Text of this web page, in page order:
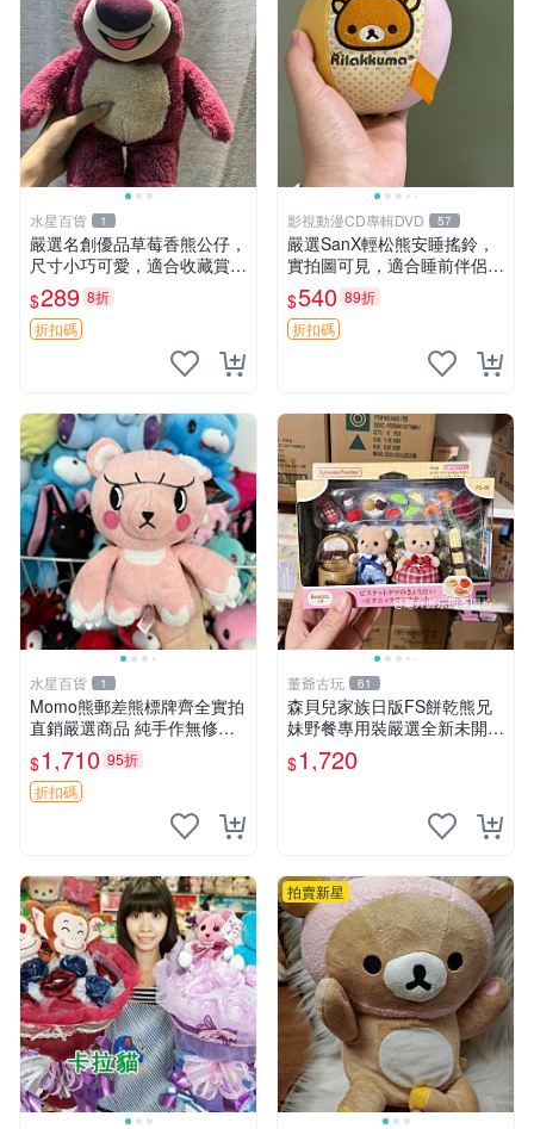
水星百貨 1
嚴選名創優品草莓香熊公仔，
尺寸小巧可愛，適合收藏賞玩
30cm 玩具 公仔 草莓熊
$289 8折
折扣碼
影視動漫CD專輯DVD 57
嚴選SanX輕松熊安睡搖鈴，
實拍圖可見，適合睡前伴侶，
Picks安撫好物 0325 懸吊 電
腦
$540 89折
折扣碼
水星百貨 1
Momo熊郵差熊標牌齊全實拍
直銷嚴選商品 純手作無修圖
可收藏 郵差熊 Momo熊 標牌
商品
$1,710 95折
折扣碼
董爺古玩 61
森貝兒家族日版FS餅乾熊兄
妹野餐專用裝嚴選全新未開
封，包含兩組大童款紙盒裝，
適合收藏與分享。 餅乾熊兄
$1,720
拍賣新星